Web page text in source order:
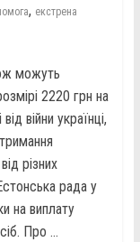
, екстрена
можуть
2220 грн на
війни українці,
різних
рада у
на виплату
Про ...